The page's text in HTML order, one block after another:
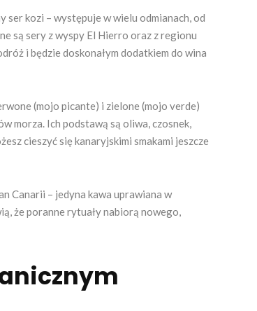
ser kozi – występuje w wielu odmianach, od
są sery z wyspy El Hierro oraz z regionu
i będzie doskonałym dodatkiem do wina
(mojo picante) i zielone (mojo verde)
morza. Ich podstawą są oliwa, czosnek,
cieszyć się kanaryjskimi smakami jeszcze
Canarii – jedyna kawa uprawiana w
że poranne rytuały nabiorą nowego,